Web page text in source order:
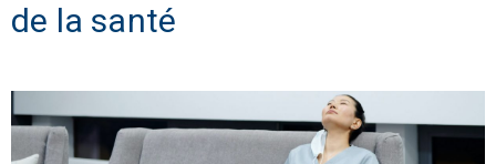
de la santé